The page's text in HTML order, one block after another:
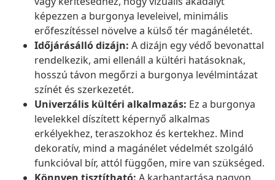
képezzen a burgonya leveleivel, minimális
erőfeszítéssel növelve a külső tér magánéletét.
Időjárásálló dizájn: A dizájn egy védő bevonattal
rendelkezik, ami ellenáll a kültéri hatásoknak,
hosszú távon megőrzi a burgonya levélmintázat
színét és szerkezetét.
Univerzális kültéri alkalmazás: Ez a burgonya
levelekkel díszített képernyő alkalmas
erkélyekhez, teraszokhoz és kertekhez. Mind
dekoratív, mind a magánélet védelmét szolgáló
funkcióval bír, attól függően, mire van szükséged.